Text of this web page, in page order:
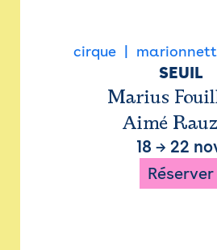
cirque
SEUIL
Marius
Aimé
18 → 22
Réserver